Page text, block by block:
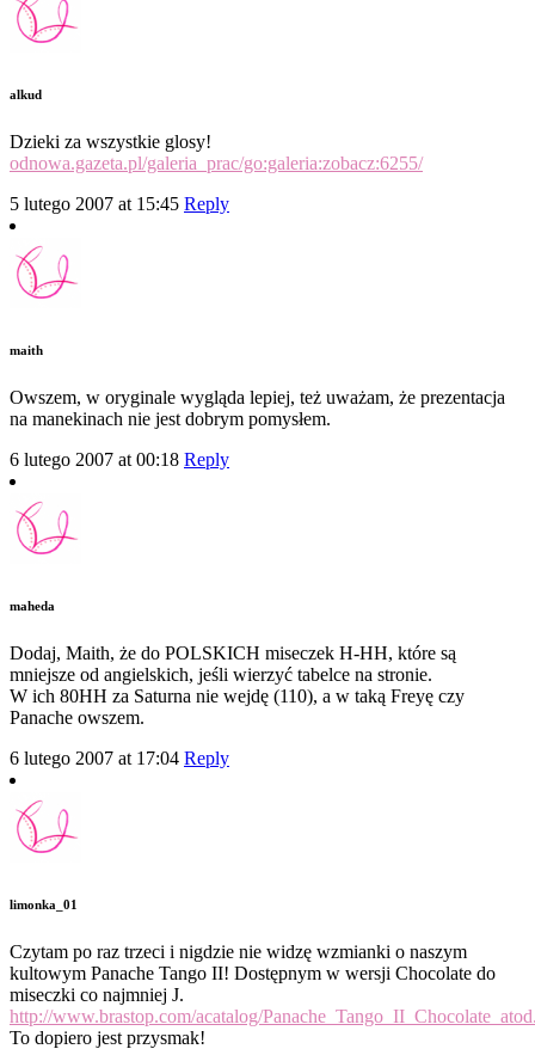
alkud
Dzieki za wszystkie glosy!
odnowa.gazeta.pl/galeria_prac/go:galeria:zobacz:6255/
5 lutego 2007 at 15:45 Reply
maith
Owszem, w oryginale wygląda lepiej, też uważam, że prezentacja
na manekinach nie jest dobrym pomysłem.
6 lutego 2007 at 00:18 Reply
maheda
Dodaj, Maith, że do POLSKICH miseczek H-HH, które są
mniejsze od angielskich, jeśli wierzyć tabelce na stronie.
W ich 80HH za Saturna nie wejdę (110), a w taką Freyę czy
Panache owszem.
6 lutego 2007 at 17:04 Reply
limonka_01
Czytam po raz trzeci i nigdzie nie widzę wzmianki o naszym
kultowym Panache Tango II! Dostępnym w wersji Chocolate do
miseczki co najmniej J.
http://www.brastop.com/acatalog/
To dopiero jest przysmak!